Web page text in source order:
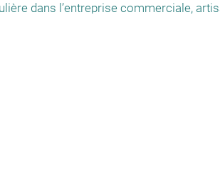
dans l’entreprise commerciale,